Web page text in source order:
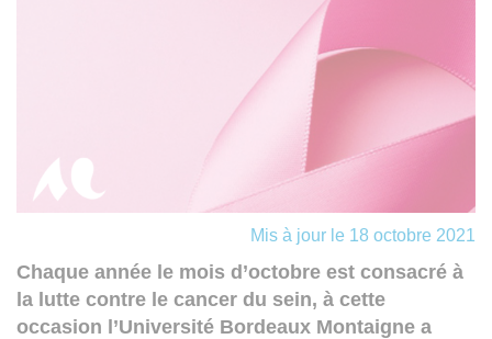
Mis à jour le 18 octobre 2021
Chaque année le mois d’octobre est consacré à
la lutte contre le cancer du sein, à cette
occasion l’Université Bordeaux Montaigne a